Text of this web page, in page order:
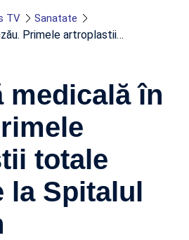
TV Sanatate
Primele artroplastii…
medicală în
totale
la Spitalul